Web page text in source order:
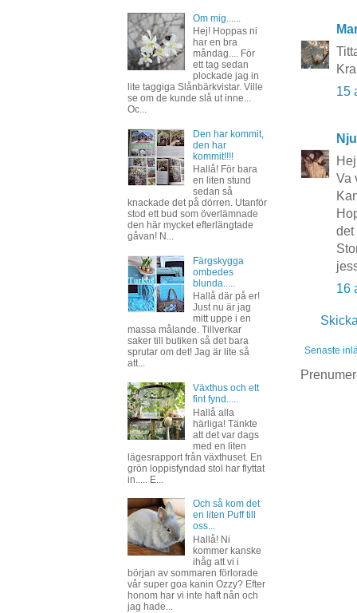
15
Va
det
16
Senaste
Om mig......
Hej! Hoppas ni
har en bra
måndag.... För
ett tag sedan
plockade jag in
lite taggiga Slånbärkvistar. Ville
se om de kunde slå ut inne...
Oc...
Den har kommit,
den har
kommit!!!!
Hallå! För bara
en liten stund
sedan så
knackade det på dörren. Utanför
stod ett bud som överlämnade
den här mycket efterlängtade
gåvan! N...
Färgskygga
ombedes
blunda.....
Hallå där på er!
Just nu är jag
mitt uppe i en
massa målande. Tillverkar
saker till butiken så det bara
sprutar om det! Jag är lite så
att...
Växthus och ett
fint fynd.....
Hallå alla
härliga! Tänkte
att det var dags
med en liten
lägesrapport från växthuset. En
grön loppisfyndad stol har flyttat
in..... E...
Och så kom det
en liten Puff till
oss...
Hallå! Ni
kommer kanske
ihåg att vi i
början av sommaren förlorade
vår super goa kanin Ozzy? Efter
honom har vi inte haft nån och
jag hade...